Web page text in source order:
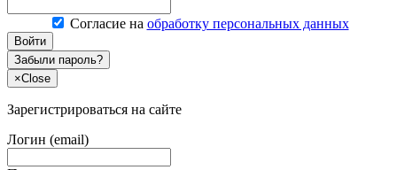
Согласие на обработку персональных данных
Войти
Забыли пароль?
×Close
Зарегистрироваться на сайте
Логин (email)